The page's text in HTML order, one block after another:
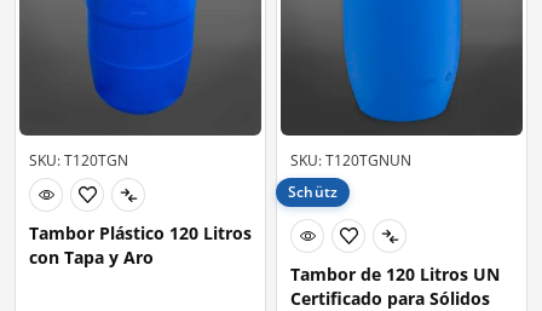
SKU: T120TGN
Tambor Plástico 120 Litros
con Tapa y Aro
SKU: T120TGNUN
Schütz
Tambor de 120 Litros UN
Certificado para Sólidos